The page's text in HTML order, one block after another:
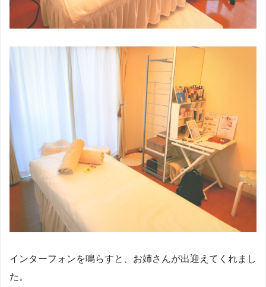
インターフォンを鳴らすと、お姉さんが出迎えてくれまし
た。